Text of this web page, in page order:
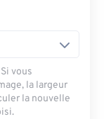
vous
la largeur
la nouvelle